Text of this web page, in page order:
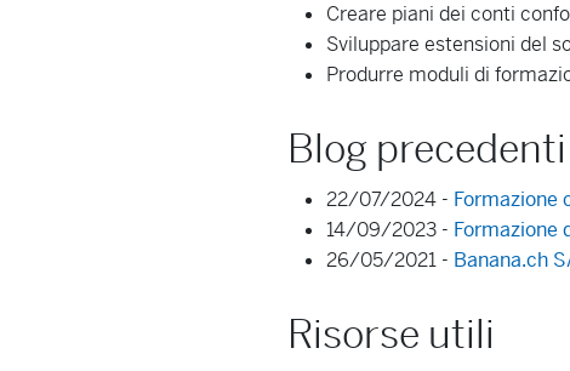
Creare piani dei conti
Sviluppare estensioni del
Produrre moduli di
Blog
22/07/2024 - Formazione
14/09/2023 - Formazione
26/05/2021 - Banana.ch
Risorse utili